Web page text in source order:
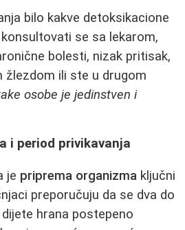
bilo kakve detoksikacione
se sa lekarom,
bolesti, nizak pritisak,
ili ste u drugom
osobe je jedinstven i
i period privikavanja
je priprema organizma ključni
preporučuju da se dva do
hrana postepeno